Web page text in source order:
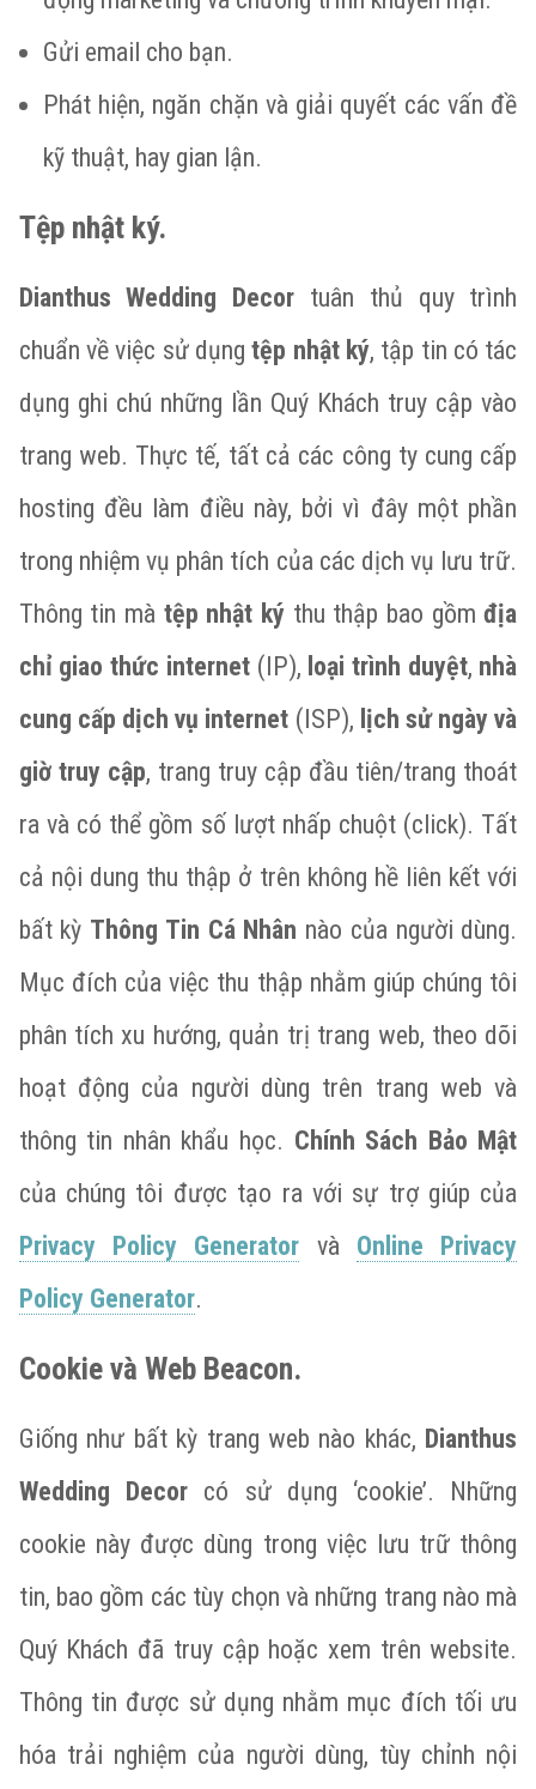
Gửi email cho bạn.
Phát hiện, ngăn chặn và giải quyết các vấn đề
kỹ thuật, hay gian lận.
Tệp nhật ký.
Dianthus Wedding Decor tuân thủ quy trình
chuẩn về việc sử dụngtệp nhật ký, tập tin có tác
dụng ghi chú những lần Quý Khách truy cập vào
trang web. Thực tế, tất cả các công ty cung cấp
hosting đều làm điều này, bởi vì đây một phần
trong nhiệm vụ phân tích của các dịch vụ lưu trữ.
Thông tin mà tệp nhật ký thu thập bao gồmđịa
chỉ giao thức internet (IP), loại trình duyệt, nhà
cung cấp dịch vụ internet (ISP), lịch sử ngày và
giờ truy cập, trang truy cập đầu tiên/trang thoát
ra và có thể gồm số lượt nhấp chuột (click). Tất
cả nội dung thu thập ở trên không hề liên kết với
bất kỳ Thông Tin Cá Nhân nào của người dùng.
Mục đích của việc thu thập nhằm giúp chúng tôi
phân tích xu hướng, quản trị trang web, theo dõi
hoạt động của người dùng trên trang web và
thông tin nhân khẩu học. Chính Sách Bảo Mật
của chúng tôi được tạo ra với sự trợ giúp của
Privacy Policy Generator và Online Privacy
Policy Generator.
Cookie và Web Beacon.
Giống như bất kỳ trang web nào khác, Dianthus
Wedding Decorcó sử dụng ‘cookie’. Những
cookie này được dùng trong việc lưu trữ thông
tin, bao gồm các tùy chọn và những trang nào mà
Quý Khách đã truy cập hoặc xem trên website.
Thông tin được sử dụng nhằm mục đích tối ưu
hóa trải nghiệm của người dùng, tùy chỉnh nội